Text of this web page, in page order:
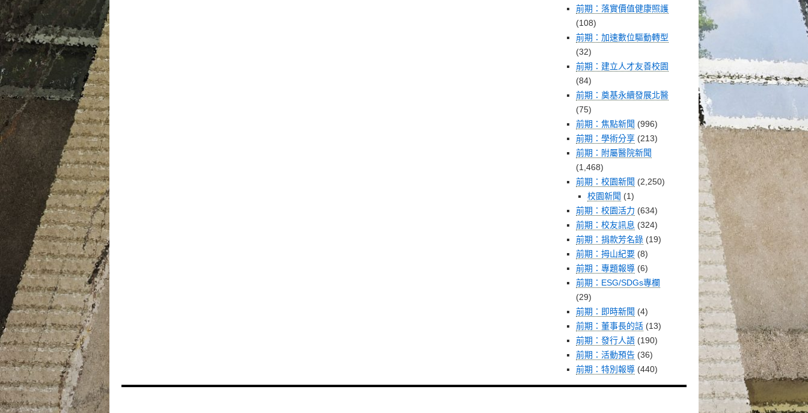
前期：落實價值健康照護
(108)
前期：加速數位驅動轉型
(32)
前期：建立人才友善校園
(84)
前期：奠基永續發展北醫
(75)
前期：焦點新聞 (996)
前期：學術分享 (213)
前期：附屬醫院新聞
(1,468)
前期：校園新聞 (2,250)
校園新聞 (1)
前期：校園活力 (634)
前期：校友訊息 (324)
前期：捐款芳名錄 (19)
前期：拇山紀要 (8)
前期：專題報導 (6)
前期：ESG/SDGs專欄
(29)
前期：即時新聞 (4)
前期：董事長的話 (13)
前期：發行人語 (190)
前期：活動預告 (36)
前期：特別報導 (440)